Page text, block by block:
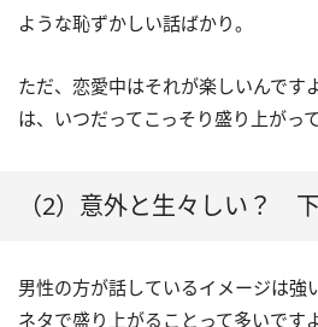
ような恥ずかしい話ばかり。
ただ、恋愛中はそれが楽しいんです
は、いつだってこっそり盛り上がっ
（2）意外と生々しい？
男性の方が話しているイメージは強
ネタで盛り上がることって多いです